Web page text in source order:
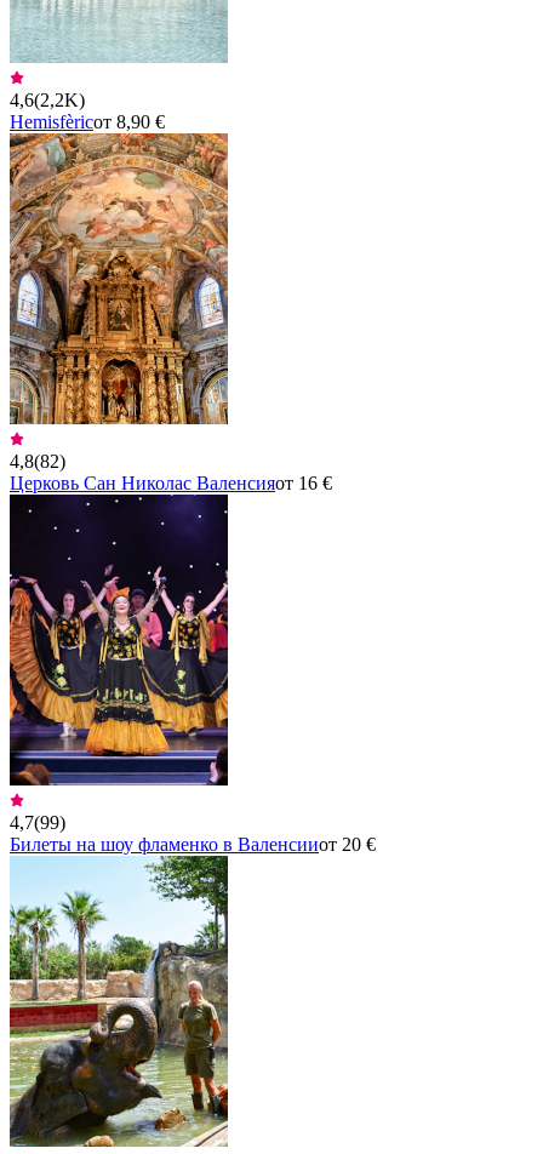
4,6(2,2K)
Hemisfèricот 8,90 €
4,8(82)
Церковь Сан Николас Валенсияот 16 €
4,7(99)
Билеты на шоу фламенко в Валенсииот 20 €